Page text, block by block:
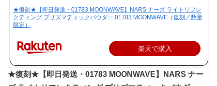
★復刻★【即日発送・01783 MOONWAVE】NARS ナーズ ライトリフレ
クティング プリズマティックパウダー 01783 MOONWAVE（復刻／数量
限定）
楽天で購入
★復刻★【即日発送・01783 MOONWAVE】NARS ナー